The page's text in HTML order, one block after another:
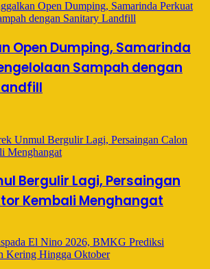
Open Dumping, Samarinda
Sampah dengan
Bergulir Lagi, Persaingan
Kembali Menghangat